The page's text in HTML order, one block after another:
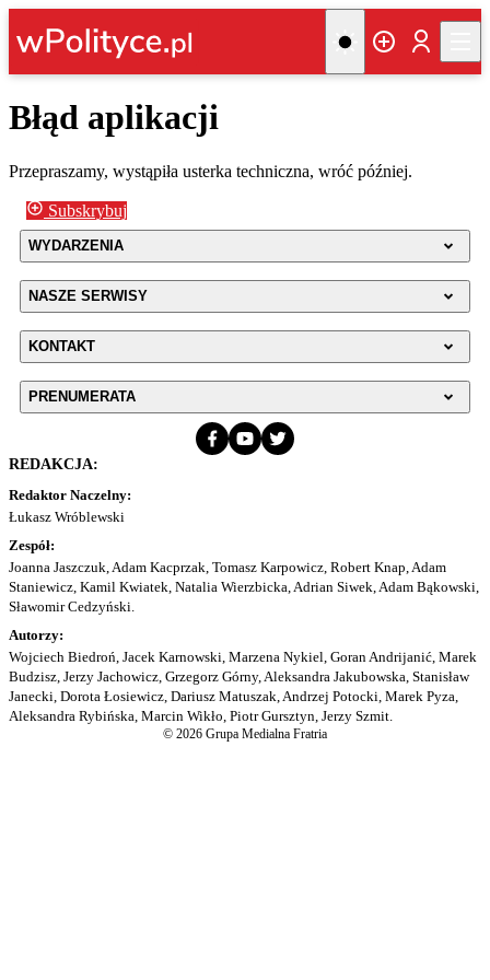
Błąd aplikacji
Przepraszamy, wystąpiła usterka techniczna, wróć później.
Subskrybuj
WYDARZENIA
NASZE SERWISY
KONTAKT
PRENUMERATA
REDAKCJA:
Redaktor Naczelny:
Łukasz Wróblewski
Zespół:
Joanna Jaszczuk, Adam Kacprzak, Tomasz Karpowicz, Robert Knap, Adam
Staniewicz, Kamil Kwiatek, Natalia Wierzbicka, Adrian Siwek, Adam Bąkowski,
Sławomir Cedzyński.
Autorzy:
Wojciech Biedroń, Jacek Karnowski, Marzena Nykiel, Goran Andrijanić, Marek
Budzisz, Jerzy Jachowicz, Grzegorz Górny, Aleksandra Jakubowska, Stanisław
Janecki, Dorota Łosiewicz, Dariusz Matuszak, Andrzej Potocki, Marek Pyza,
Aleksandra Rybińska, Marcin Wikło, Piotr Gursztyn, Jerzy Szmit.
© 2026 Grupa Medialna Fratria